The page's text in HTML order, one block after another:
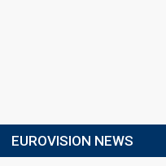
EUROVISION NEWS